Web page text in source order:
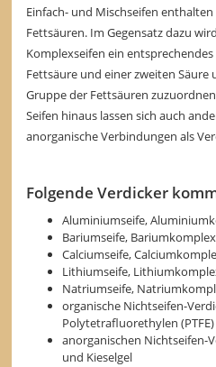
Einfach- und Mischseifen
Fettsäuren. Im Gegensatz dazu
Komplexseifen ein
Fettsäure und einer zweiten Säure
Gruppe der Fettsäuren
Seifen hinaus lassen sich auch
anorganische Verbindungen als
Folgende Verdicker
Aluminiumseife,
Bariumseife,
Calciumseife,
Lithiumseife,
Natriumseife,
organische Nichtseifen-
Polytetrafluorethylen (PTFE)
anorganischen Nichtseifen-
und Kieselgel